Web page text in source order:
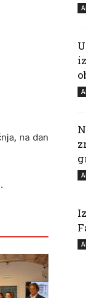
na dan